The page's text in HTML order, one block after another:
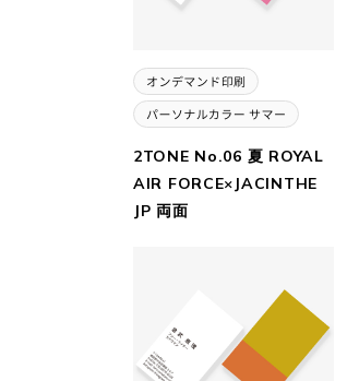
2TONE No.06 夏 ROYAL
AIR FORCE×JACINTHE
JP 両面